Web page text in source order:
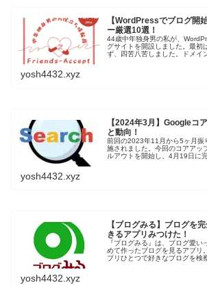
【WordPressでブログ開
ー厳選10選！
44歳中年独身男の私が、
グサイトを開設しました。最初
ず、四苦八苦しました。ドメイ
yosh4432.xyz
【2024年3月】Googleコ
と動向！
前回の2023年11月から5ヶ月振
施されました。今回のコアアッ
ルアウトを開始し、4月19日に
にスパムアップデートがロー
ブログはオワコンなのか？ブ
yosh4432.xyz
【ブログみる】ブログを
きるアプリみつけた！
『ブログみる』は、ブログ愛
めて作ったブログを見るアプリ
プリひとつで好きなブログを検
yosh4432.xyz